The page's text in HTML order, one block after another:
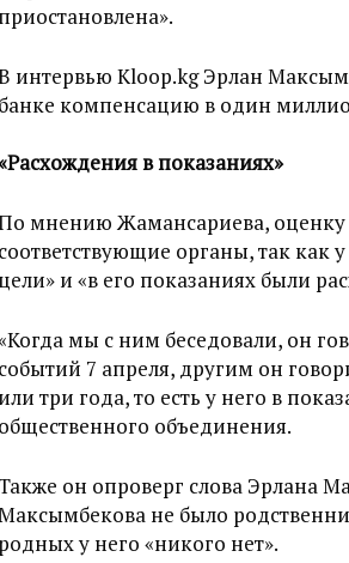
приостановлена».
интервью Kloop.kg Эрлан
банке компенсацию в один
в показаниях»
мнению Жамансариева,
соответствующие органы, так как
цели» и «в его показаниях были
мы с ним беседовали, он
событий 7 апреля, другим он
или три года, то есть у него в
общественного объединения.
Также он опроверг слова Эрлана
не было
родных у него «никого нет».